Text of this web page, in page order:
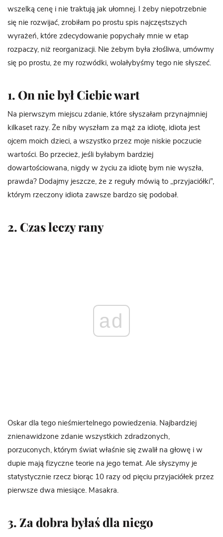
wszelką cenę i nie traktują jak ułomnej. I żeby niepotrzebnie
się nie rozwijać, zrobiłam po prostu spis najczęstszych
wyrażeń, które zdecydowanie popychały mnie w etap
rozpaczy, niż reorganizacji. Nie żebym była złośliwa, umówmy
się po prostu, że my rozwódki, wolałybyśmy tego nie słyszeć.
1. On nie był Ciebie wart
Na pierwszym miejscu zdanie, które słyszałam przynajmniej
kilkaset razy. Że niby wyszłam za mąż za idiotę, idiota jest
ojcem moich dzieci, a wszystko przez moje niskie poczucie
wartości. Bo przecież, jeśli byłabym bardziej
dowartościowana, nigdy w życiu za idiotę bym nie wyszła,
prawda? Dodajmy jeszcze, że z reguły mówią to „przyjaciółki”,
którym rzeczony idiota zawsze bardzo się podobał.
2. Czas leczy rany
ad
Oskar dla tego nieśmiertelnego powiedzenia. Najbardziej
znienawidzone zdanie wszystkich zdradzonych,
porzuconych, którym świat właśnie się zwalił na głowę i w
dupie mają fizyczne teorie na jego temat. Ale słyszymy je
statystycznie rzecz biorąc 10 razy od pięciu przyjaciółek przez
pierwsze dwa miesiące. Masakra.
3. Za dobra byłaś dla niego